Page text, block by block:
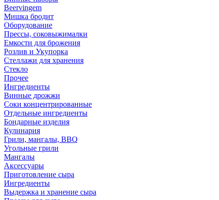
Beervingem
Мишка бродит
Оборудование
Прессы, соковыжималки
Емкости для брожения
Розлив и Укупорка
Стеллажи для хранения
Стекло
Прочее
Ингредиенты
Винные дрожжи
Соки концентрированные
Отдельные ингредиенты
Бондарные изделия
Кулинария
Грили, мангалы, BBQ
Угольные грили
Мангалы
Аксессуары
Приготовление сыра
Ингредиенты
Выдержка и хранение сыра